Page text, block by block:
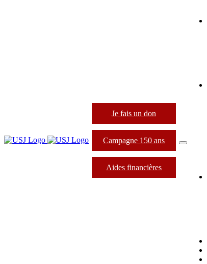
Je fais un don
Campagne 150 ans
Aides financières